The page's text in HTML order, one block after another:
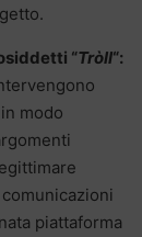
“Tròll“:
modo
piattaforma